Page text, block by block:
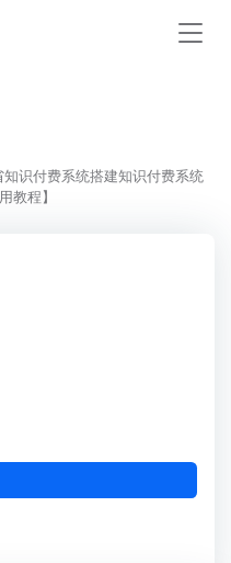
识付费系统搭建知识付费系统
教程】